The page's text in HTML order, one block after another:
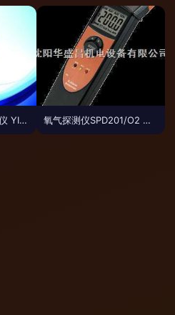
泵吸式可燃气体检测仪 YI2000-HCL 精准守护，为氯化氢气体检测提供专业解决方案 氧气探测仪SPD201/O2 工业安全与生命保障的关键守护者